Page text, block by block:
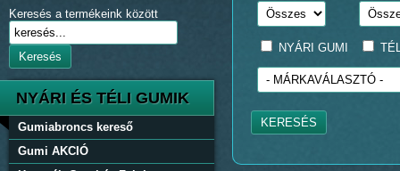
Keresés a termékeink között
Keresés
NYÁRI ÉS TÉLI GUMIK
Gumiabroncs kereső
Gumi AKCIÓ
NYÁRI GUMI
KERESÉS